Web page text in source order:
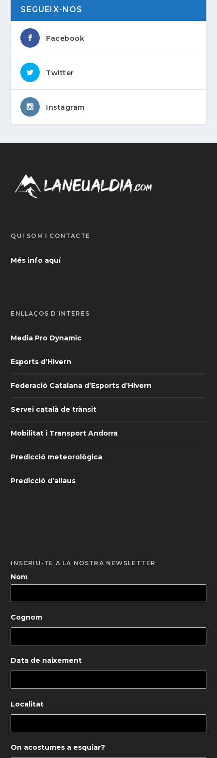
SEGUEIX-NOS
Facebook
Twitter
Instagram
QUI SOM I CONTACTE
Més info aquí
ENLLAÇOS D’INTERÈS
Media Pro Dynamic
Esports d’Hivern
Federació Catalana d’Esports d’Hivern
Servei català de trànsit
Mobilitat i Transport Andorra
Predicció meteorològica
Predicció d’allaus
INSCRIU-TE A LA NOSTRA NEWSLETTER
Nom
Cognom
Data de naixement
Localitat
On acostumes a esquiar?